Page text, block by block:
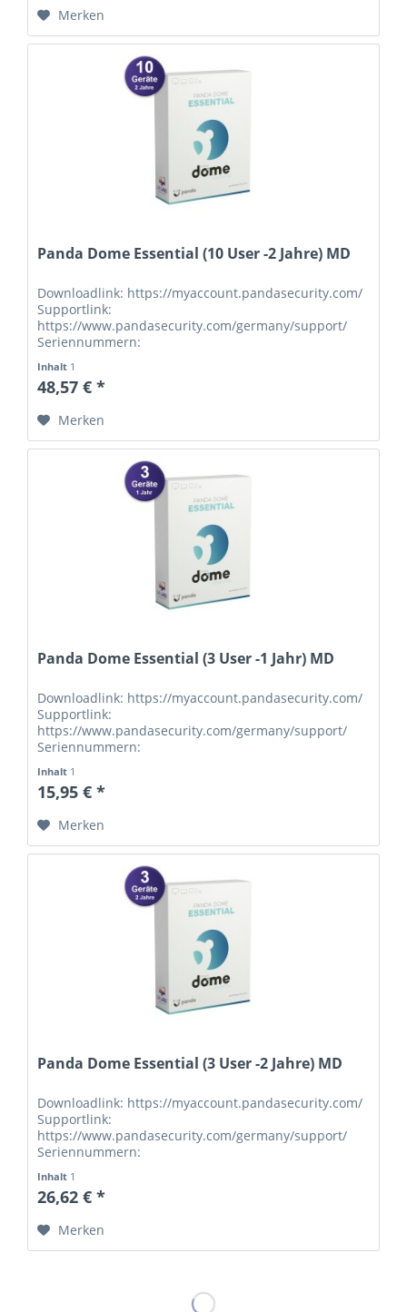
Merken
Panda Dome Essential (10 User -2 Jahre) MD
Downloadlink: https://myaccount.pandasecurity.com/
Supportlink:
https://www.pandasecurity.com/germany/support/
Seriennummern:
Inhalt 1
48,57 € *
Merken
Panda Dome Essential (3 User -1 Jahr) MD
Downloadlink: https://myaccount.pandasecurity.com/
Supportlink:
https://www.pandasecurity.com/germany/support/
Seriennummern:
Inhalt 1
15,95 € *
Merken
Panda Dome Essential (3 User -2 Jahre) MD
Downloadlink: https://myaccount.pandasecurity.com/
Supportlink:
https://www.pandasecurity.com/germany/support/
Seriennummern:
Inhalt 1
26,62 € *
Merken